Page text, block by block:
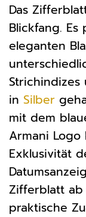
Das
Blickfang.
eleganten
in Silber
mit dem
Armani
Exklusivität
Zifferblatt
praktische